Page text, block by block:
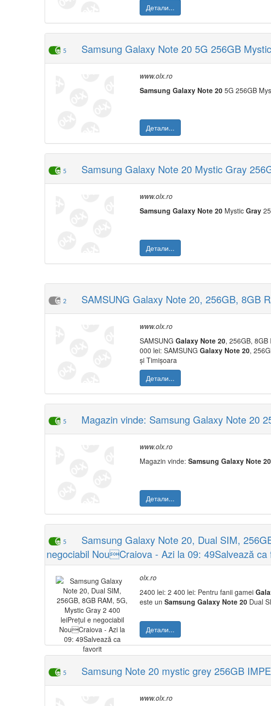
Детали...
5 Samsung Galaxy Note 20 5G 256GB
www.olx.ro
Samsung Galaxy Note 20 5G 256GB
Детали...
5 Samsung Galaxy Note 20 Mystic Gray
www.olx.ro
Samsung Galaxy Note 20 Mystic Gray
Детали...
2 SAMSUNG Galaxy Note 20, 256GB, 8GB
www.olx.ro
SAMSUNG Galaxy Note 20, 256GB, 8GB
000 lei: SAMSUNG Galaxy Note 20,
și Timișoara
Детали...
5 Magazin vinde: Samsung Galaxy Note 20
www.olx.ro
Magazin vinde: Samsung Galaxy Note 20
Детали...
5
Samsung Galaxy Note 20, Dual SIM,
negociabil NouCraiova - Azi la 09: 49Salvează ca
olx.ro
2400 lei: 2 400 lei: Pentru fanii gamei
este un Samsung Galaxy Note 20 Dual
Детали...
5 Samsung Note 20 mystic grey 256GB
www.olx.ro